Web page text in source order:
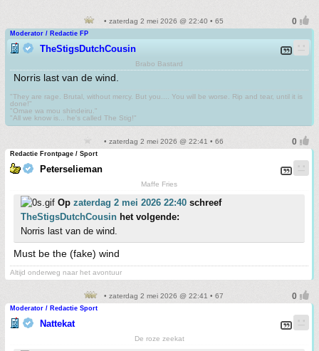
• zaterdag 2 mei 2026 @ 22:40 • 65
Moderator / Redactie FP
TheStigsDutchCousin
Brabo Bastard
Norris last van de wind.
"They are rage. Brutal, without mercy. But you.... You will be worse. Rip and tear, until it is
done!"
"Omae wa mou shindeiru."
"All we know is... he's called The Stig!"
• zaterdag 2 mei 2026 @ 22:41 • 66
Redactie Frontpage / Sport
Peterselieman
Maffe Fries
Op zaterdag 2 mei 2026 22:40 schreef
TheStigsDutchCousin het volgende:
Norris last van de wind.
Must be the (fake) wind
Altijd onderweg naar het avontuur
• zaterdag 2 mei 2026 @ 22:41 • 67
Moderator / Redactie Sport
Nattekat
De roze zeekat